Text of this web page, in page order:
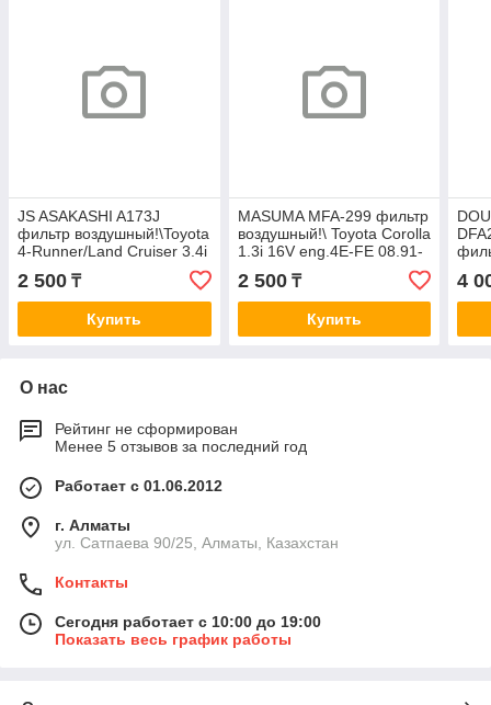
JS ASAKASHI A173J
фильтр воздушный!\Toyota
4-Runner/Land Cruiser 3.4i
24V 96>
2 500 ₸
Купить
MASUMA MFA-299 фильтр
воздушный!\ Toyota Corolla
1.3i 16V eng.4E-FE 08.91-
08.94 A176J
2 500₸
Купить
4
О нас
Рейтинг не сформирован
Менее 5 отзывов за последний год
Работает с 01.06.2012
г. Алматы
ул. Сатпаева 90/25, Алматы, Казахстан
Контакты
Сегодня работает с 10:00 до 19:00
Показать весь график работы